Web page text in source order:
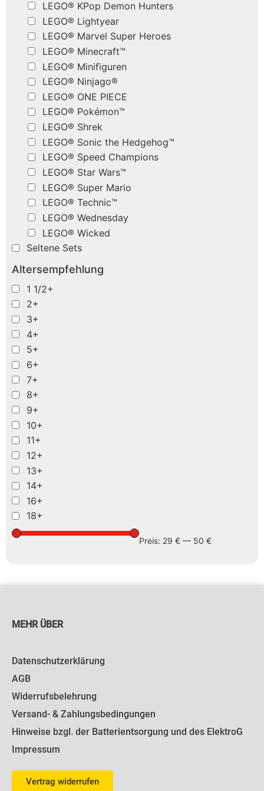
LEGO® KPop Demon Hunters
LEGO® Lightyear
LEGO® Marvel Super Heroes
LEGO® Minecraft™
LEGO® Minifiguren
LEGO® Ninjago®
LEGO® ONE PIECE
LEGO® Pokémon™
LEGO® Shrek
LEGO® Sonic the Hedgehog™
LEGO® Speed Champions
LEGO® Star Wars™
LEGO® Super Mario
LEGO® Technic™
LEGO® Wednesday
LEGO® Wicked
Seltene Sets
Altersempfehlung
1 1/2+
2+
3+
4+
5+
6+
7+
8+
9+
10+
11+
12+
13+
14+
16+
18+
Preis: 29 € — 50 €
MEHR ÜBER
Datenschutzerklärung
AGB
Widerrufsbelehrung
Versand- & Zahlungsbedingungen
Hinweise bzgl. der Batterientsorgung und des ElektroG
Impressum
Vertrag widerrufen